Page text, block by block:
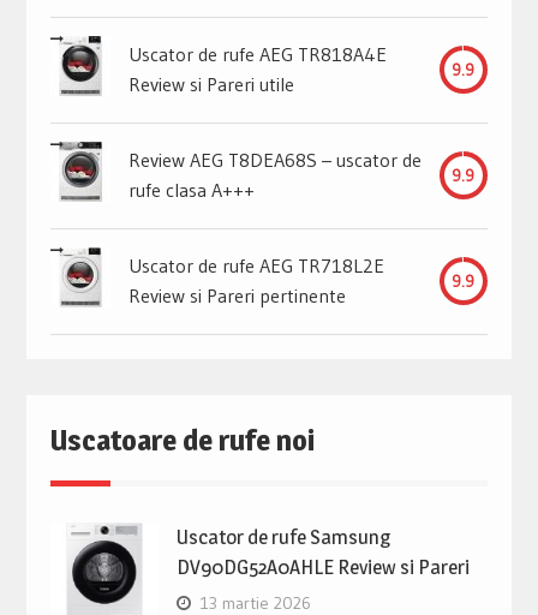
Uscator de rufe AEG TR818A4E
Review si Pareri utile
9.9
Review AEG T8DEA68S – uscator de
rufe clasa A+++
9.9
Uscator de rufe AEG TR718L2E
Review si Pareri pertinente
9.9
Uscatoare de rufe noi
Uscator de rufe Samsung
DV90DG52A0AHLE Review si Pareri
13 martie 2026